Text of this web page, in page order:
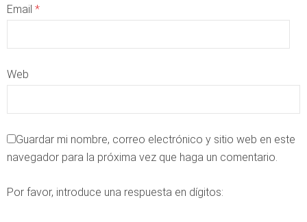
Email *
Web
Guardar mi nombre, correo electrónico y sitio web en este
navegador para la próxima vez que haga un comentario.
Por favor, introduce una respuesta en dígitos: